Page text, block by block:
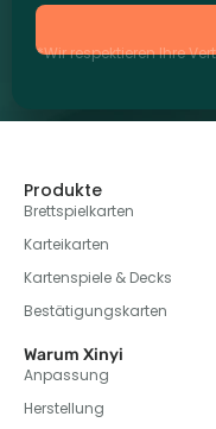
*Wir respektieren Ihre
Produkte
Brettspielkarten
Karteikarten
Kartenspiele & Decks
Bestätigungskarten
Warum Xinyi
Anpassung
Herstellung